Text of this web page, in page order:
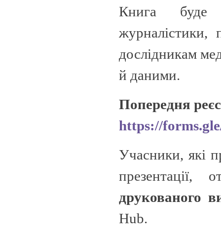
Книга буде
журналістики,
дослідникам
й даними.
Попередня
https://
Учасники, які
презентації,
друкованого
Hub.